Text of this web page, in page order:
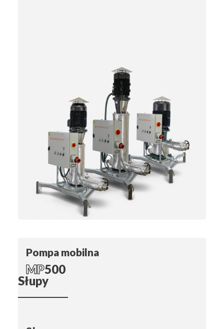
Pompa mobilna
MP500
Słupy